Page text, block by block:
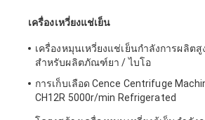
เครื่องเหวี่ยงแช่เย็น
เครื่องหมุนเหวี่ยงแช่เย็นกำลังการผลิตสู
สำหรับผลิตภัณฑ์ยา / ไบโอ
การเก็บเลือด Cence Centrifuge
CH12R 5000r/min Refrigerated